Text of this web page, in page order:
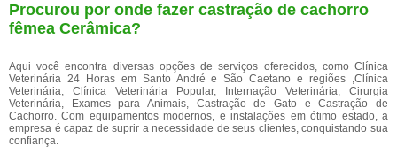
Procurou por onde fazer castração de cachorro
fêmea Cerâmica?
Aqui você encontra diversas opções de serviços oferecidos, como Clínica
Veterinária 24 Horas em Santo André e São Caetano e regiões ,Clínica
Veterinária, Clínica Veterinária Popular, Internação Veterinária, Cirurgia
Veterinária, Exames para Animais, Castração de Gato e Castração de
Cachorro. Com equipamentos modernos, e instalações em ótimo estado, a
empresa é capaz de suprir a necessidade de seus clientes, conquistando sua
confiança.